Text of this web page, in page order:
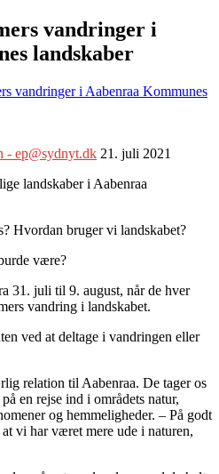
vandringer i
landskaber
vandringer i Aabenraa Kommunes
- ep@sydnyt.dk 21. juli 2021
landskaber i Aabenraa
Hvordan bruger vi landskabet?
være?
31. juli til 9. august, når de hver
vandring i landskabet.
ved at deltage i vandringen eller
relation til Aabenraa. De tager os
en rejse ind i områdets natur,
og hemmeligheder. – På godt
vi har været mere ude i naturen,